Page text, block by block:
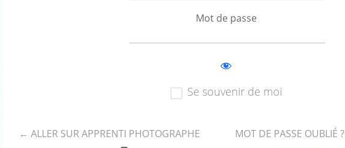
Mot de passe
Se souvenir de moi
MOT DE PASSE OUBLIÉ ?
← ALLER SUR APPRENTI PHOTOGRAPHE